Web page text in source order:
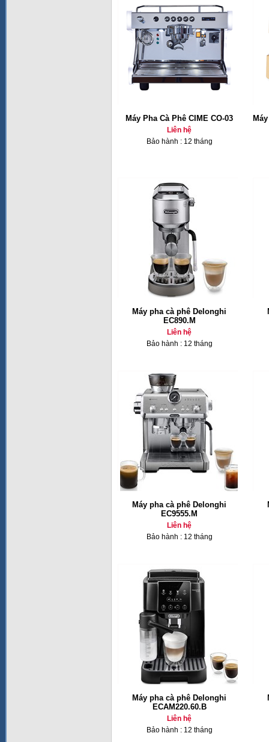
Máy Pha Cà Phê CIME CO-03
Liên hệ
Bảo hành : 12 tháng
Máy pha cà phê Delonghi
EC890.M
Liên hệ
Bảo hành : 12 tháng
Máy pha cà phê Delonghi
EC9555.M
Liên hệ
Bảo hành : 12 tháng
Máy pha cà phê Delonghi
ECAM220.60.B
Liên hệ
Bảo hành : 12 tháng